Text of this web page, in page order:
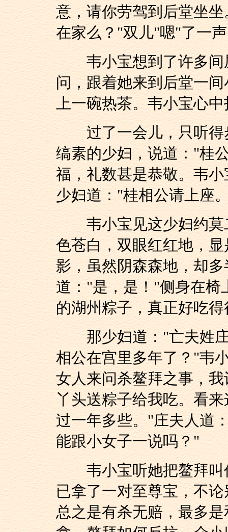
意，请你劳驾到后堂坐
在家么？"双儿"嗯"了一
韦小宝想到了许多间
问，跟着她来到后堂一
上一碗热茶。韦小宝心
过了一会儿，只听得
缟素的少妇，说道："桂
福，礼数甚是恭敬。韦
少妇道："桂相公请上座
韦小宝见这少妇约莫
色苍白，双眼红红地，
影，虽然阴森森地，却
道："是，是！"侧身在椅
的湖州粽子，真正好吃
那少妇道："亡夫姓庄
相公在宫里多年了？"韦
女人来问杀鳌拜之事，
丫头送粽子给我吃。看
过一年多些。"庄夫人道
能跟小女子一说吗？"
韦小宝听她把鳌拜叫
已拿了一对至尊宝，不
总之是有杀无赔，最多